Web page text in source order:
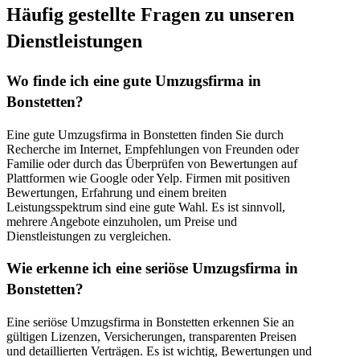
Häufig gestellte Fragen zu unseren
Dienstleistungen
Wo finde ich eine gute Umzugsfirma in
Bonstetten?
Eine gute Umzugsfirma in Bonstetten finden Sie durch
Recherche im Internet, Empfehlungen von Freunden oder
Familie oder durch das Überprüfen von Bewertungen auf
Plattformen wie Google oder Yelp. Firmen mit positiven
Bewertungen, Erfahrung und einem breiten
Leistungsspektrum sind eine gute Wahl. Es ist sinnvoll,
mehrere Angebote einzuholen, um Preise und
Dienstleistungen zu vergleichen.
Wie erkenne ich eine seriöse Umzugsfirma in
Bonstetten?
Eine seriöse Umzugsfirma in Bonstetten erkennen Sie an
gültigen Lizenzen, Versicherungen, transparenten Preisen
und detaillierten Verträgen. Es ist wichtig, Bewertungen und